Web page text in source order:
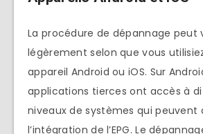
La procédure de dépannage peut
légèrement selon que vous
appareil Android ou iOS. Sur
applications tierces ont accès à
niveaux de systèmes qui
l’intégration de l’EPG. Le